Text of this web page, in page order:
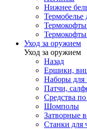
Нижнее
Термобелье
Уход за оружием
Уход за оружием
Назад
Ершики,
Наборы для
Патчи,
Средства
Шомполы
Затворные
Станки для